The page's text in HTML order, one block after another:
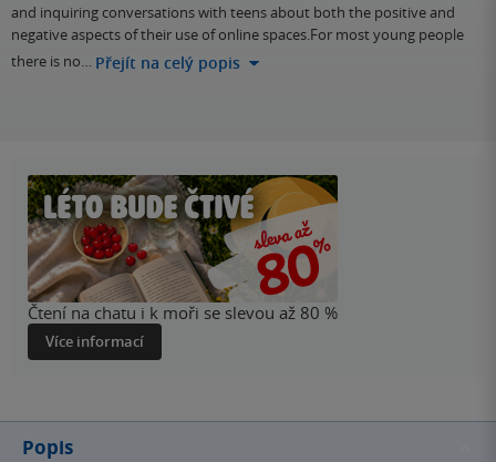
and inquiring conversations with teens about both the positive and
negative aspects of their use of online spaces.For most young people
there is no… Přejít na celý popis
Čtení na chatu i k moři se slevou až 80 %
Více informací
Popis